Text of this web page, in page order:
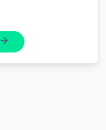
arrow_forward